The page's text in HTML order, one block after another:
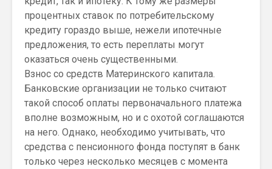
процентных ставок по потребительскому
кредиту гораздо выше, нежели ипотечные
предложения, то есть переплаты могут
оказаться очень существенными.
Взнос со средств Материнского капитала.
Банковские организации не только считают
такой способ оплаты первоначального платежа
вполне возможным, но и с охотой соглашаются
на него. Однако, необходимо учитывать, что
средства с пенсионного фонда поступят в банк
только через несколько месяцев с момента